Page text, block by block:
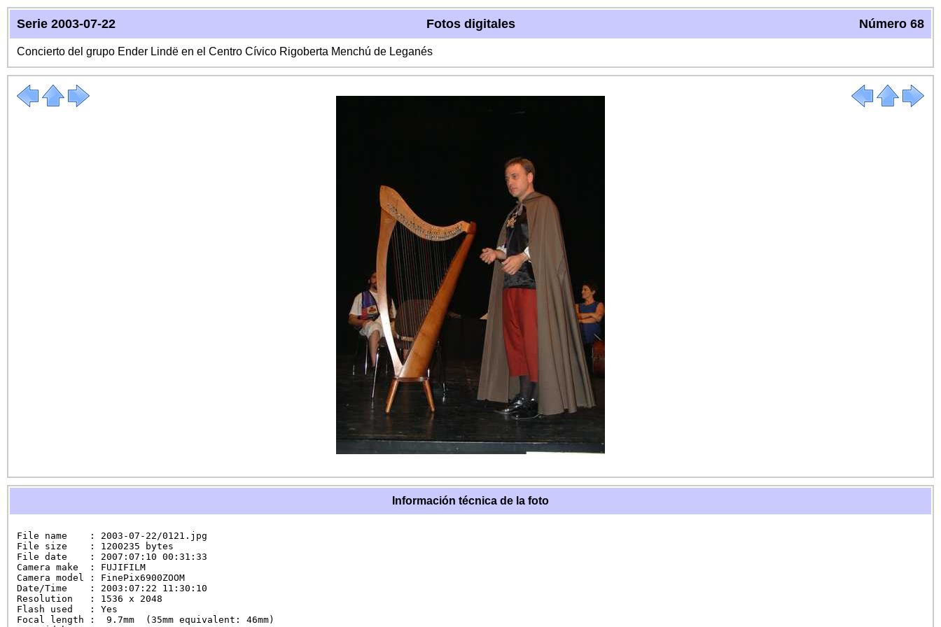
Serie 2003-07-22 Número 68
Fotos digitales
Concierto del grupo Ender Lindë en el Centro Cívico Rigoberta Menchú de Leganés
Información técnica de la foto
File name    : 2003-07-22/0121.jpg
File size    : 1200235 bytes
File date    : 2007:07:10 00:31:33
Camera make  : FUJIFILM
Camera model : FinePix6900ZOOM
Date/Time    : 2003:07:22 11:30:10
Resolution   : 1536 x 2048
Flash used   : Yes
Focal length :  9.7mm  (35mm equivalent: 46mm)